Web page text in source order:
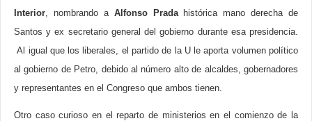
Interior, nombrando a Alfonso Pradahistórica mano derecha de
Santos y ex secretario general del gobierno durante esa presidencia.
Al igual que los liberales, el partido de la U le aporta volumen político
al gobierno de Petro, debido al número alto de alcaldes, gobernadores
y representantes en el Congreso que ambos tienen.
Otro caso curioso en el reparto de ministerios en el comienzo de la